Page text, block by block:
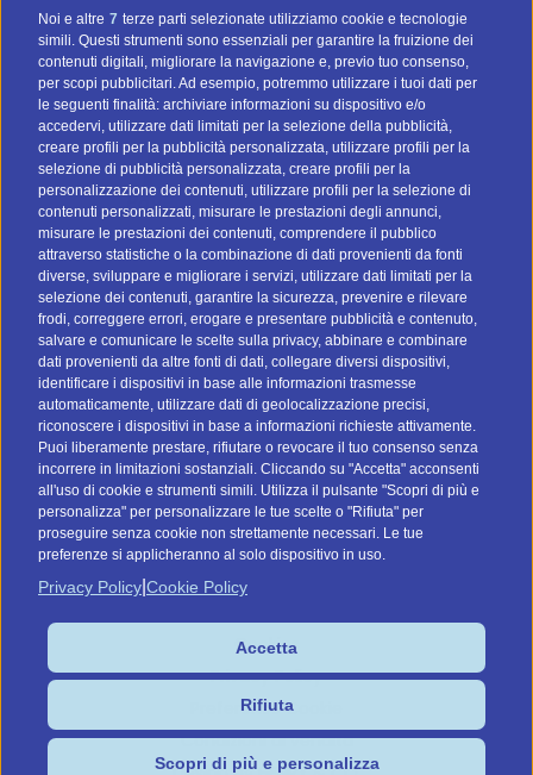
Noi e altre 7 terze parti selezionate utilizziamo cookie e tecnologie
simili. Questi strumenti sono essenziali per garantire la fruizione dei
contenuti digitali, migliorare la navigazione e, previo tuo consenso,
per scopi pubblicitari. Ad esempio, potremmo utilizzare i tuoi dati per
le seguenti finalità: archiviare informazioni su dispositivo e/o
accedervi, utilizzare dati limitati per la selezione della pubblicità,
creare profili per la pubblicità personalizzata, utilizzare profili per la
selezione di pubblicità personalizzata, creare profili per la
personalizzazione dei contenuti, utilizzare profili per la selezione di
contenuti personalizzati, misurare le prestazioni degli annunci,
misurare le prestazioni dei contenuti, comprendere il pubblico
attraverso statistiche o la combinazione di dati provenienti da fonti
diverse, sviluppare e migliorare i servizi, utilizzare dati limitati per la
selezione dei contenuti, garantire la sicurezza, prevenire e rilevare
frodi, correggere errori, erogare e presentare pubblicità e contenuto,
salvare e comunicare le scelte sulla privacy, abbinare e combinare
dati provenienti da altre fonti di dati, collegare diversi dispositivi,
identificare i dispositivi in base alle informazioni trasmesse
automaticamente, utilizzare dati di geolocalizzazione precisi,
riconoscere i dispositivi in base a informazioni richieste attivamente.
Puoi liberamente prestare, rifiutare o revocare il tuo consenso senza
incorrere in limitazioni sostanziali. Cliccando su "Accetta" acconsenti
all'uso di cookie e strumenti simili. Utilizza il pulsante "Scopri di più e
personalizza" per personalizzare le tue scelte o "Rifiuta" per
proseguire senza cookie non strettamente necessari. Le tue
preferenze si applicheranno al solo dispositivo in uso.
Privacy Policy Cookie Policy
Accetta
Rifiuta
Scopri di più e personalizza
Preventivo Personalizzato
BTOMAIL Pro
Metodi Di Pagamento
I nostri social
Vai a btomail.es (Spagna)
Command Digital Srl
Sede Italiana: Via G. Pascoli, 12 - 37053 - Cerea (VR)
Sede de España: C/ Lagasca, 95 - 28006 - Madrid
P.IVA/C.F. IT04575910239
Cookies
Privacy Policy
Preferenze Cookie
Condizioni di vendita